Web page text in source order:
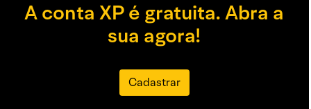
A conta XP é gratuita. Abra a
sua agora!
Cadastrar